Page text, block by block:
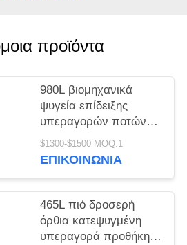
προϊόντα
980L βιομηχανικά
ψυγεία επίδειξης
υπεραγορών ποτών
εξοπλισμού ψύξης
κατακόρυφα
$1300-$1500 MOQ:1
ΕΠΙΚΟΙΝΩΝΊΑ
465L πιό δροσερή
όρθια κατεψυγμένη
υπεραγορά προθήκη